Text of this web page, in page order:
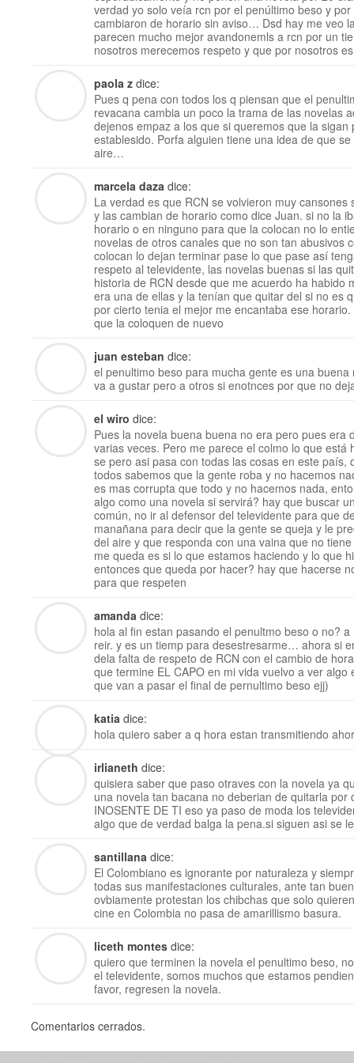
verdad yo solo veía rcn por el penúltimo beso y
cambiaron de horario sin aviso… Dsd hay me veo
parecen mucho mejor avandonemls a rcn por un
nosotros merecemos respeto y que por nosotros
paola z dice:
Pues q pena con todos los q piensan que el
revacana cambia un poco la trama de las novelas
dejenos empaz a los que si queremos que la
establesido. Porfa alguien tiene una idea de que
aire…
marcela daza dice:
La verdad es que RCN se volvieron muy
y las cambian de horario como dice Juan. si no la
horario o en ninguno para que la colocan no lo
novelas de otros canales que no son tan abusivos
colocan lo dejan terminar pase lo que pase así
respeto al televidente, las novelas buenas si las
historia de RCN desde que me acuerdo ha habido
era una de ellas y la tenían que quitar del si no es
por cierto tenia el mejor me encantaba ese
que la coloquen de nuevo
juan esteban dice:
el penultimo beso para mucha gente es una
va a gustar pero a otros si enotnces por que no
el wiro dice:
Pues la novela buena buena no era pero pues era
varias veces. Pero me parece el colmo lo que está
se pero asi pasa con todas las cosas en este país,
todos sabemos que la gente roba y no hacemos
es mas corrupta que todo y no hacemos nada,
algo como una novela si servirá? hay que buscar
común, no ir al defensor del televidente para que
manañana para decir que la gente se queja y le
del aire y que responda con una vaina que no
me queda es si lo que estamos haciendo y lo que
entonces que queda por hacer? hay que hacerse
para que respeten
amanda dice:
hola al fin estan pasando el penultmo beso o no?
reir. y es un tiemp para desestresarme… ahora si
dela falta de respeto de RCN con el cambio de
que termine EL CAPO en mi vida vuelvo a ver
que van a pasar el final de pernultimo beso ejj)
katia dice:
hola quiero saber a q hora estan transmitiendo
irlianeth dice:
quisiera saber que paso otraves con la novela ya
una novela tan bacana no deberian de quitarla por
INOSENTE DE TI eso ya paso de moda los
algo que de verdad balga la pena.si siguen asi se
santillana dice:
El Colombiano es ignorante por naturaleza y
todas sus manifestaciones culturales, ante tan
ovbiamente protestan los chibchas que solo
cine en Colombia no pasa de amarillismo basura.
liceth montes dice:
quiero que terminen la novela el penultimo beso,
el televidente, somos muchos que estamos
favor, regresen la novela.
Comentarios cerrados.